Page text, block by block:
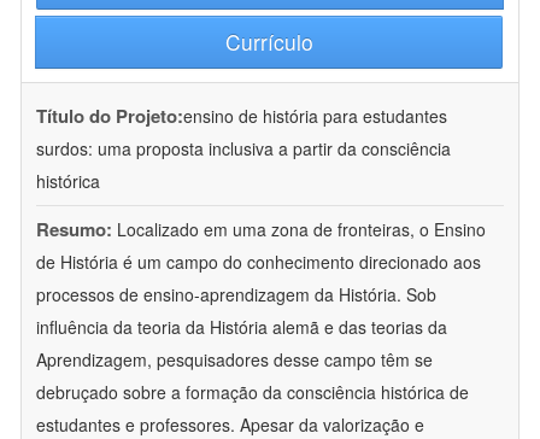
Currículo
Título do Projeto:ensino de história para estudantes
surdos: uma proposta inclusiva a partir da consciência
histórica
Resumo: Localizado em uma zona de fronteiras, o Ensino
de História é um campo do conhecimento direcionado aos
processos de ensino-aprendizagem da História. Sob
influência da teoria da História alemã e das teorias da
Aprendizagem, pesquisadores desse campo têm se
debruçado sobre a formação da consciência histórica de
estudantes e professores. Apesar da valorização e